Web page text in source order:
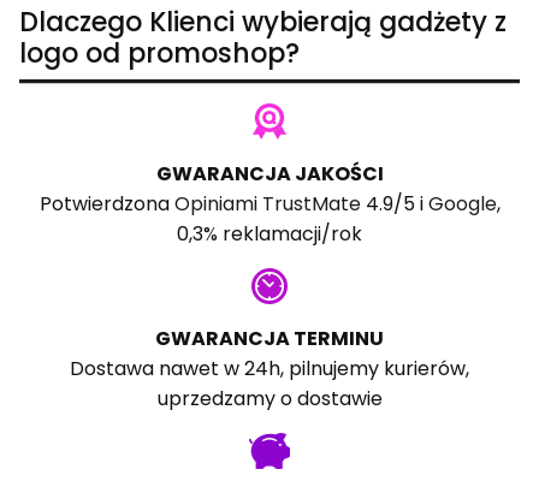
Dlaczego Klienci wybierają gadżety z
logo od promoshop?
GWARANCJA JAKOŚCI
PotwierdzonaOpiniami TrustMate4.9/5 iGoogle,
0,3% reklamacji/rok
GWARANCJA TERMINU
Dostawa nawet w 24h, pilnujemy kurierów,
uprzedzamy o dostawie